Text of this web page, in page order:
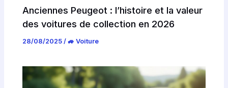
Anciennes Peugeot : l’histoire et la valeur
des voitures de collection en 2026
28/08/2025/🚙 Voiture